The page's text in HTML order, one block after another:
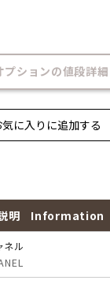
プションの値段詳細
気に入りに追加する
明 Information
ネル